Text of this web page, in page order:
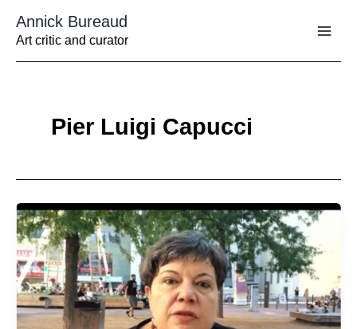
contenu
Annick Bureaud
Art critic and curator
Pier Luigi Capucci